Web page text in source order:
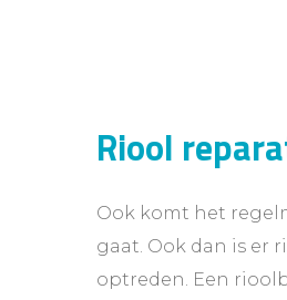
Riool
Ook komt het
gaat. Ook dan is er
optreden. Een